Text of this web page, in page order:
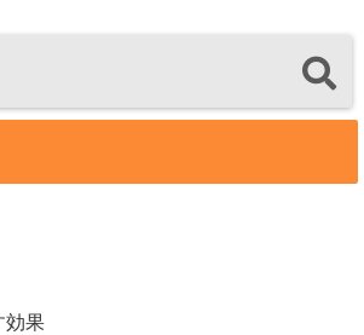
効果